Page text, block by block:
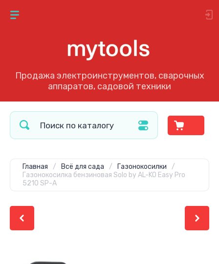
Продажа электроинструментов, сварочных
аппаратов, садовой техники
Главная / Всё для сада / Газонокосилки
/
Газонокосилка бензиновая Solo by AL-KO Easy Pro
5210 SP-A